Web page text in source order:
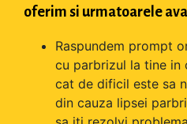
oferim si urmatoarele
Raspundem prompt
cu parbrizul la tine in
cat de dificil este sa
din cauza lipsei